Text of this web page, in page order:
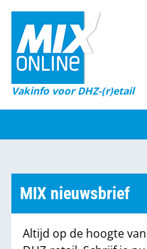
Vakinfo voor DHZ-(r)etail
Home
Magazines
DHZ Sessie
Marktcijfers
Partners
MIX nieuwsbrief
Altijd op de hoogte